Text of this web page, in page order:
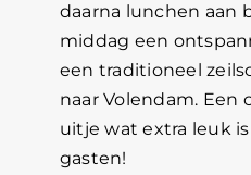
daarna lunchen aan
middag een
een traditioneel
naar Volendam.
uitje wat extra leuk
gasten!